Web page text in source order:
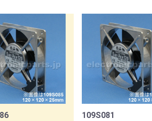
109S081